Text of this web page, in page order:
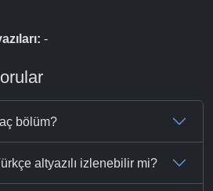
-
bölüm?
altyazılı izlenebilir mi?